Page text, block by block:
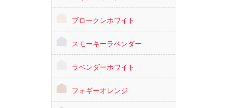
ブロークンホワイト
スモーキーラベンダー
ラベンダーホワイト
フォギーオレンジ